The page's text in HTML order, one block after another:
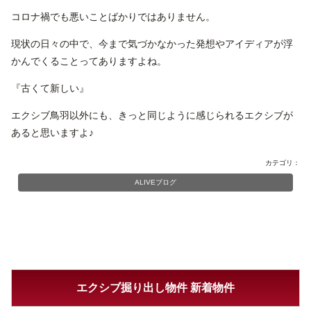
コロナ禍でも悪いことばかりではありません。
現状の日々の中で、今まで気づかなかった発想やアイディアが浮
かんでくることってありますよね。
『古くて新しい』
エクシブ鳥羽以外にも、きっと同じように感じられるエクシブが
あると思いますよ♪
カテゴリ：
ALIVEブログ
エクシブ掘り出し物件 新着物件